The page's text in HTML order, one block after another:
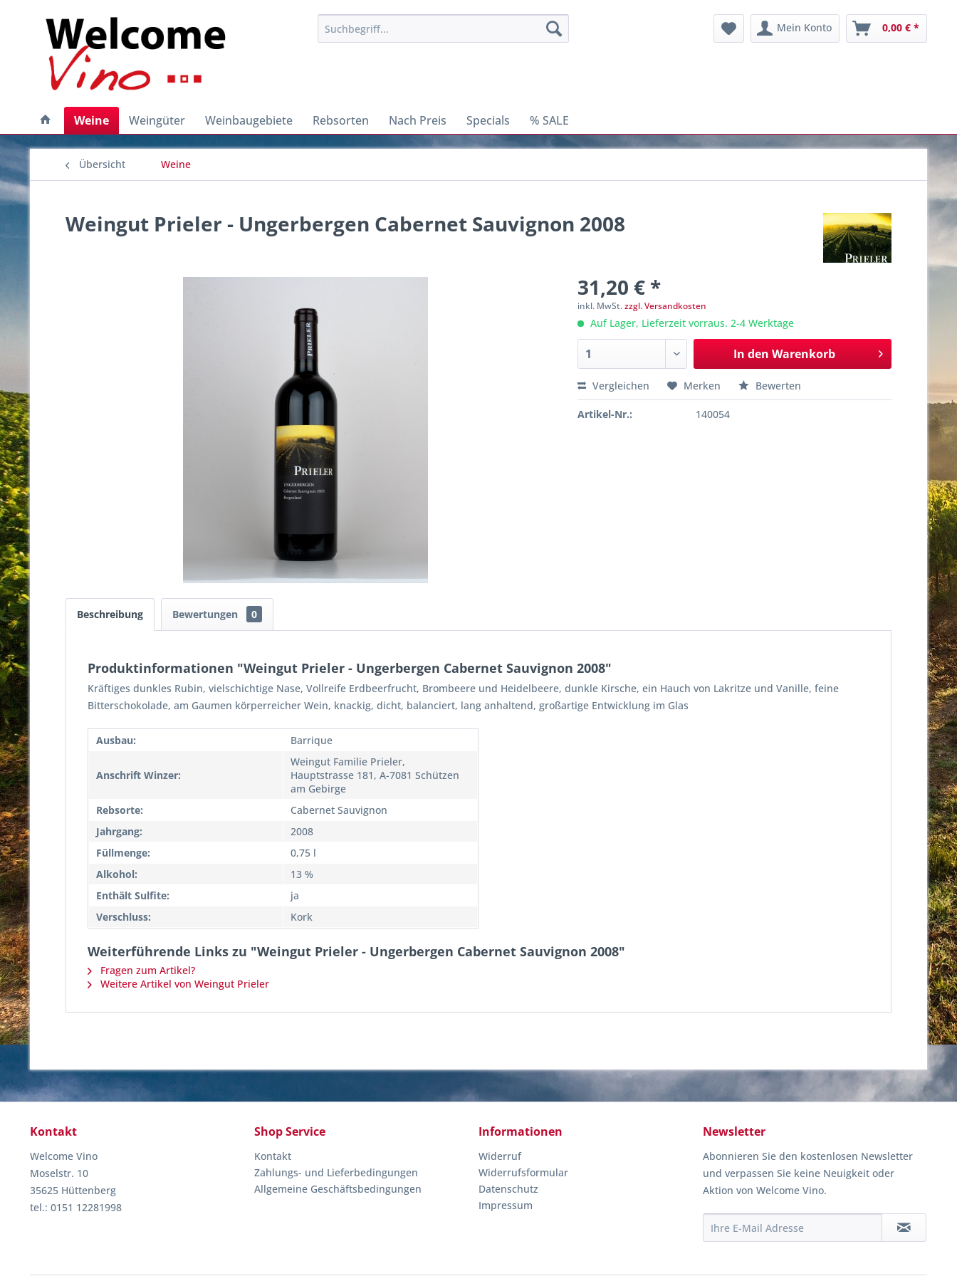
Mein Konto 0,00 € *
Weine Weingüter Weinbaugebiete Rebsorten Nach Preis Specials % SALE
Übersicht Weine
Weingut Prieler - Ungerbergen Cabernet Sauvignon 2008
31,20 € *
inkl. MwSt.zzgl. Versandkosten
Auf Lager, Lieferzeit vorraus. 2-4 Werktage
In den Warenkorb
Vergleichen Merken Bewerten
Artikel-Nr.: 140054
Beschreibung Bewertungen 0
Produktinformationen "Weingut Prieler - Ungerbergen Cabernet Sauvignon 2008"
Kräftiges dunkles Rubin, vielschichtige Nase, Vollreife Erdbeerfrucht, Brombeere und Heidelbeere, dunkle Kirsche, ein Hauch von Lakritze und Vanille, feine
Bitterschokolade, am Gaumen körperreicher Wein, knackig, dicht, balanciert, lang anhaltend, großartige Entwicklung im Glas
Ausbau: Barrique
Anschrift Winzer:
Weingut Familie Prieler,
Hauptstrasse 181, A-7081 Schützen
am Gebirge
Rebsorte:
Cabernet Sauvignon
Jahrgang:
2008
Füllmenge:
0,75 l
Alkohol:
13 %
Enthält Sulfite:
ja
Verschluss:
Kork
Weiterführende Links zu "Weingut Prieler - Ungerbergen Cabernet Sauvignon 2008"
Fragen zum Artikel?
Weitere Artikel von Weingut Prieler
Kontakt
Welcome Vino
Moselstr. 10
35625 Hüttenberg
tel.: 0151 12281998
Shop Service
Kontakt
Zahlungs- und Lieferbedingungen
Allgemeine Geschäftsbedingungen
Informationen
Widerruf
Widerrufsformular
Datenschutz
Impressum
Newsletter
Abonnieren Sie den kostenlosen Newsletter
und verpassen Sie keine Neuigkeit oder
Aktion von Welcome Vino.